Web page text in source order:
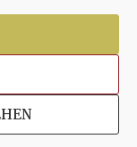
e.V.Alle